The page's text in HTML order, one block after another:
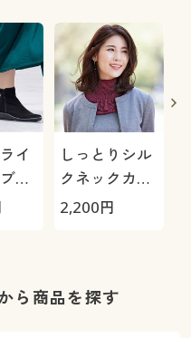
イ
ー
しっとりシル
クネックカバ
ー
2,200円
ら商品を探す